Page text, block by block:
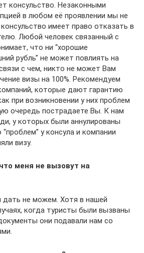
консульство. Незаконными
в любом её проявлении мы не
имеет право отказать в
Любой человек связанный с
что ни “хорошие
рубль” не может повлиять на
с чем, никто не может Вам
визы на 100%. Рекомендуем
которые дают гарантию
при возникновении у них проблем
очередь пострадаете Вы. К нам
у которых были аннулированы
у консула и компании
визу.
меня не вызовут на
дать не можем. Хотя в нашей
когда туристы были вызваны
они подавали нам со